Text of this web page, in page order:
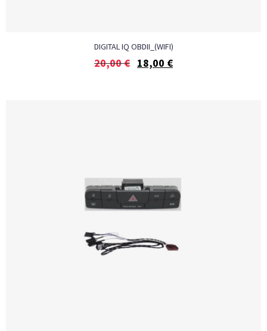
DIGITAL IQ OBDII_(WIFI)
20,00€ 18,00 €